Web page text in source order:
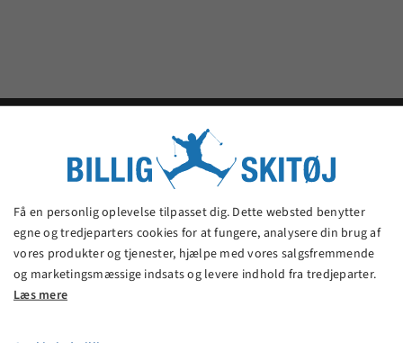
Billig Skitøj
Billig Skitøj er en af Danmarks billigste butikker med
skitøj og skiudstyr. Spar 20% - 70% på kendte
mærkevarer.
Få en personlig oplevelse tilpasset dig. Dette websted benytter
egne og tredjeparters cookies for at fungere, analysere din brug af
vores produkter og tjenester, hjælpe med vores salgsfremmende
og marketingsmæssige indsats og levere indhold fra tredjeparter.
Læs mere